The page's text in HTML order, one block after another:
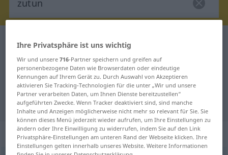
Deutsch-Türkisch Wörterbuch
Deutsch-Türkisch Übersetzung für
"zutun"
"zutun" Türkisch Übersetzung
„zutun“: transitives Verb
Ihre Privatsphäre ist uns wichtig
Wir und unsere716-Partner speichern und greifen auf
personenbezogene Daten wie Browserdaten oder eindeutige
Kennungen auf Ihrem Gerät zu. Durch Auswahl von Akzeptieren
aktivieren Sie Tracking-Technologien für die unter „Wir und unsere
Partner verarbeiten Daten, um Ihnen Dienste bereitzustellen“
aufgeführten Zwecke. Wenn Tracker deaktiviert sind, sind manche
Inhalte und Anzeigen möglicherweise nicht mehr so relevant für Sie. Sie
können dieses Menü jederzeit wieder aufrufen, um Ihre Einstellungen zu
ändern oder Ihre Einwilligung zu widerrufen, indem Sie auf den Link
Privatsphäre-Einstellungen am unteren Rand der Webseite klicken. Ihre
Einstellungen gelten innerhalb unseres Website. Weitere Informationen